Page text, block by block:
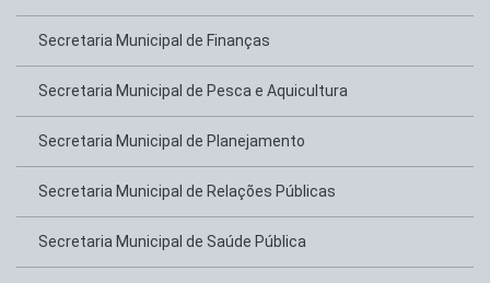
Secretaria Municipal de Finanças
Secretaria Municipal de Pesca e Aquicultura
Secretaria Municipal de Planejamento
Secretaria Municipal de Relações Públicas
Secretaria Municipal de Saúde Pública